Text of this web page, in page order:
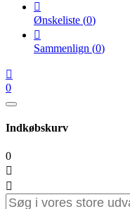

Ønskeliste (0)

Sammenlign (0)

0
Indkøbskurv
0

